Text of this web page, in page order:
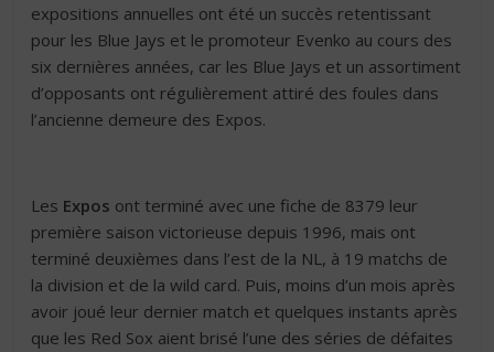
expositions annuelles ont été un succès retentissant
pour les Blue Jays et le promoteur Evenko au cours des
six dernières années, car les Blue Jays et un assortiment
d’opposants ont régulièrement attiré des foules dans
l’ancienne demeure des Expos.
Les Expos ont terminé avec une fiche de 8379 leur
première saison victorieuse depuis 1996, mais ont
terminé deuxièmes dans l’est de la NL, à 19 matchs de
la division et de la wild card. Puis, moins d’un mois après
avoir joué leur dernier match et quelques instants après
que les Red Sox aient brisé l’une des séries de défaites